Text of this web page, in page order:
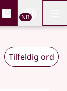
og
NB
Tilfeldig ord